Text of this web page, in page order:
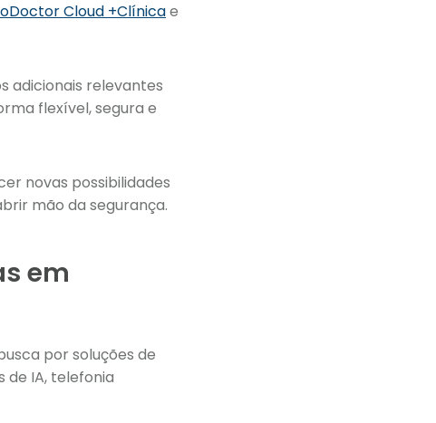
Cloud +Clínicae
adicionais relevantes
flexível, segura e
novas possibilidades
mão da segurança.
em
por soluções de
IA, telefonia